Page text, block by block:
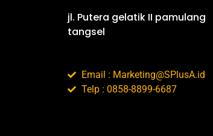
jl. Putera gelatik II pamulang
tangsel
Email : Marketing@SPlusA.id
Telp : 0858-8899-6687